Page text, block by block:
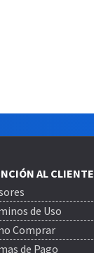
AL CLIENTE
de Uso
Comprar
de Pago